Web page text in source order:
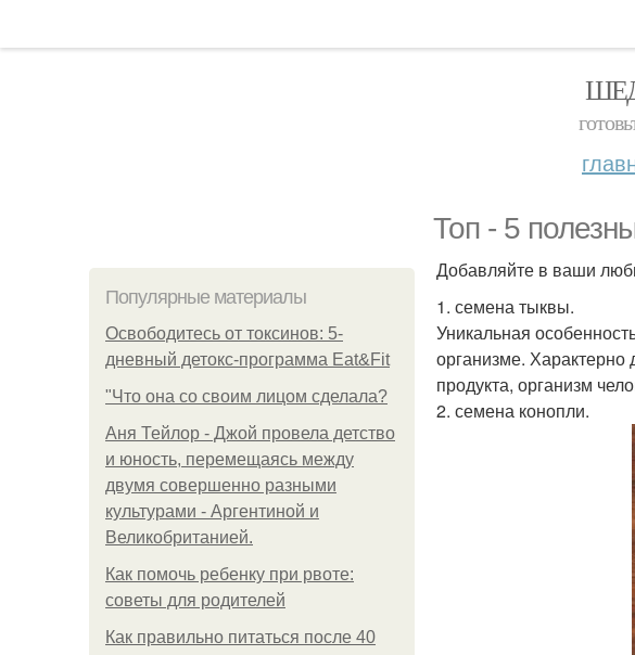
Топ - 5
Популярные материалы
Освободитесь от токсинов: 5-
дневный детокс-программа Eat&Fit
"Что она со своим лицом сделала?
Аня Тейлор - Джой провела детство
и юность, перемещаясь между
двумя совершенно разными
культурами - Аргентиной и
Великобританией.
Как помочь ребенку при рвоте:
советы для родителей
Как правильно питаться после 40
Добавляйте в ваши
1. семена тыквы.
Уникальная
организме. Характерно
продукта, организм
2. семена конопли.